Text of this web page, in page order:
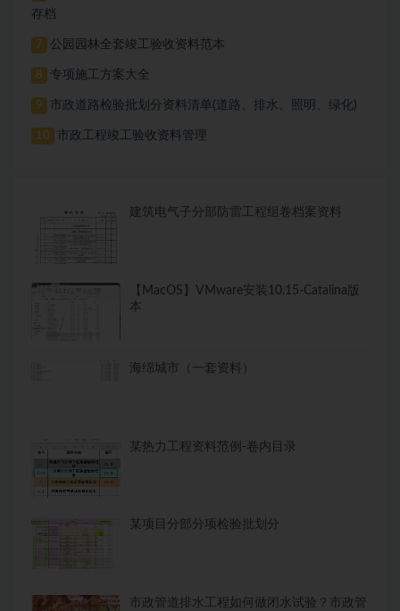
存档
7 公园园林全套竣工验收资料范本
8 专项施工方案大全
9 市政道路检验批划分资料清单(道路、排水、照明、绿化)
10 市政工程竣工验收资料管理
建筑电气子分部防雷工程组卷档案资料
【MacOS】VMware安装10.15-Catalina版
本
海绵城市（一套资料）
某热力工程资料范例-卷内目录
某项目分部分项检验批划分
市政管道排水工程如何做闭水试验？市政管